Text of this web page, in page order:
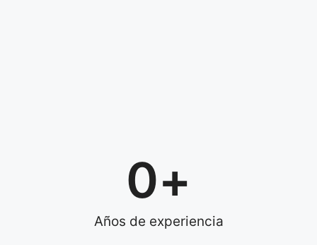
Años de experiencia
0+